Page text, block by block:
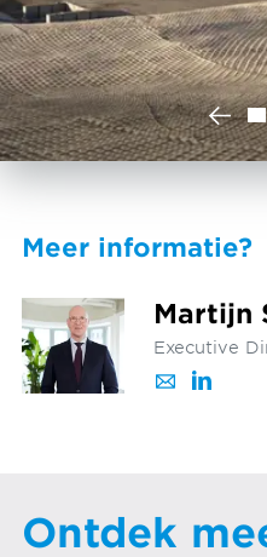
Meer informatie?
Martijn
Executive
Ontdek